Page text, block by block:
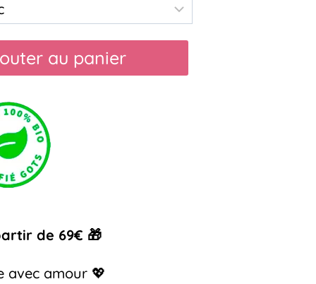
au panier
de 69€ 🎁
avec amour 💖